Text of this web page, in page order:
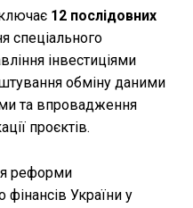
12 послідовних
спеціального
інвестиціями
обміну даними
та впровадження
проєктів.
реформи
фінансів України у